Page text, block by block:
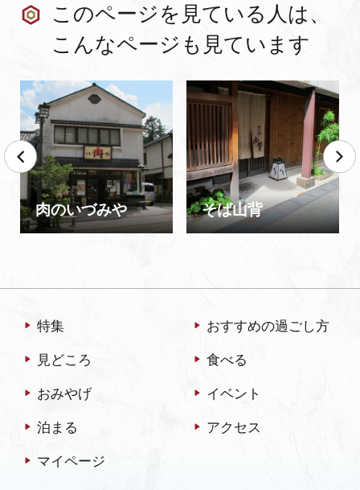
このページを見ている人は、
こんなページも見ています
肉のいづみや そば山背
特集 おすすめの過ごし方
見どころ 食べる
おみやげ イベント
泊まる アクセス
マイページ